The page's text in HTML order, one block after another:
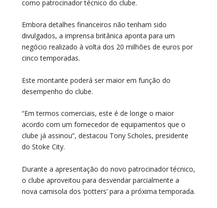
como patrocinador técnico do clube.
Embora detalhes financeiros não tenham sido
divulgados, a imprensa britânica aponta para um
negócio realizado à volta dos 20 milhões de euros por
cinco temporadas.
Este montante poderá ser maior em função do
desempenho do clube.
“Em termos comerciais, este é de longe o maior
acordo com um fornecedor de equipamentos que o
clube já assinou”, destacou Tony Scholes, presidente
do Stoke City.
Durante a apresentação do novo patrocinador técnico,
o clube aproveitou para desvendar parcialmente a
nova camisola dos ‘potters’ para a próxima temporada.